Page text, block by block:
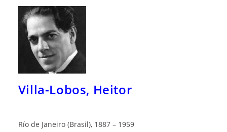
Villa-Lobos, Heitor
Río de Janeiro (Brasil), 1887 – 1959